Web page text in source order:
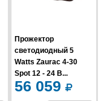
Прожектор
светодиодный 5
Watts Zaurac 4-30
Spot 12 - 24 В...
56 059